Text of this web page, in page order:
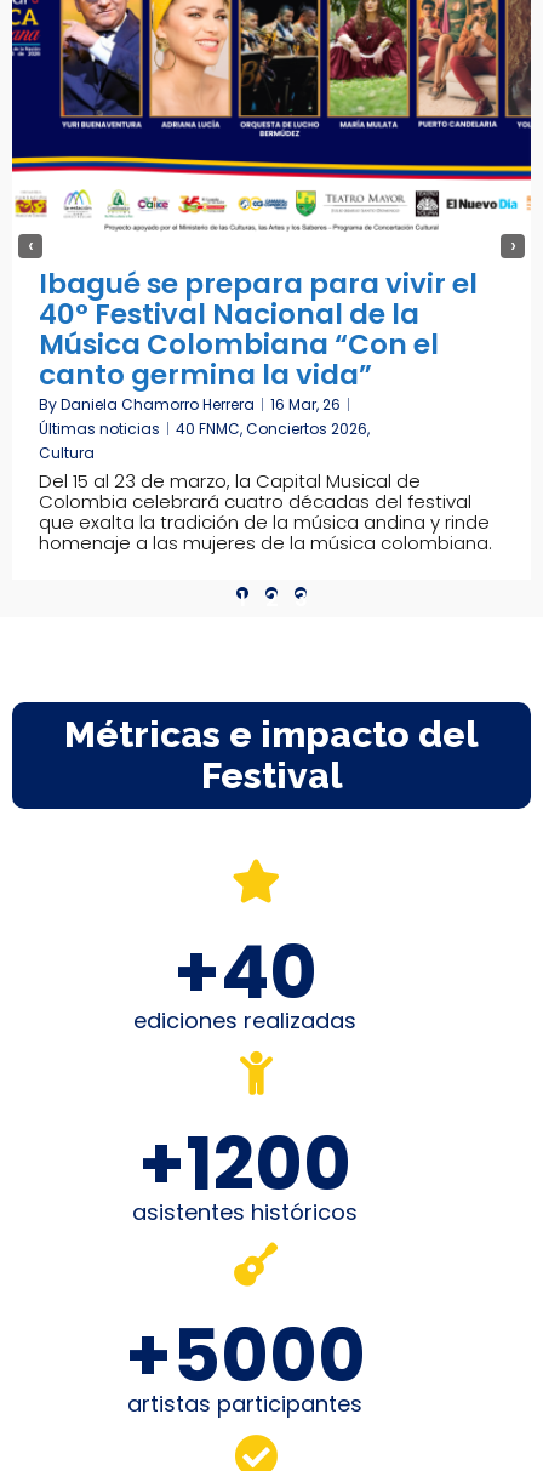
Ibagué se prepara para vivir el
40° Festival Nacional de la
Música Colombiana “Con el
canto germina la vida”
ByDaniela Chamorro Herrera | 16 Mar, 26 |
Últimas noticias | 40 FNMC Conciertos 2026
Cultura
Del 15 al 23 de marzo, la Capital Musical de
Colombia celebrará cuatro décadas del festival
que exalta la tradición de la música andina y rinde
homenaje a las mujeres de la música colombiana.
‹ ›
Métricas e impacto del
Festival
+40
ediciones realizadas
+1200
asistentes históricos
+5000
artistas participantes